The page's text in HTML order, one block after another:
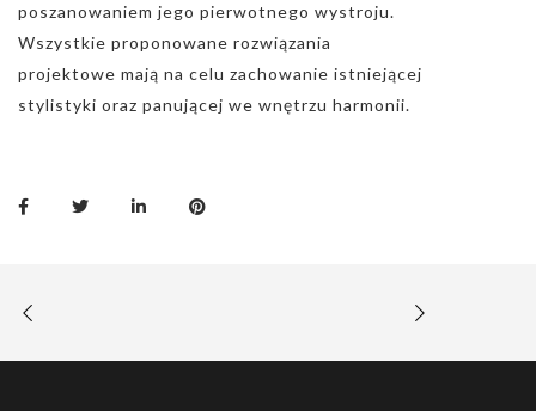
poszanowaniem jego pierwotnego wystroju.
Wszystkie proponowane rozwiązania
projektowe mają na celu zachowanie istniejącej
stylistyki oraz panującej we wnętrzu harmonii.